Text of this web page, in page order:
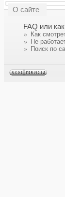
О сайте
FAQ или
Как
Не
Поиск по